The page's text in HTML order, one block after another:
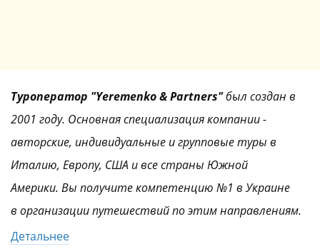
Туроператор "Yeremenko & Partners"был создан в
2001 году. Основная специализация компании -
авторские, индивидуальные и групповые туры в
Италию, Европу, США и все страны Южной
Америки. Вы получите компетенцию №1 в Украине
в организации путешествий по этим направлениям.
Детальнее